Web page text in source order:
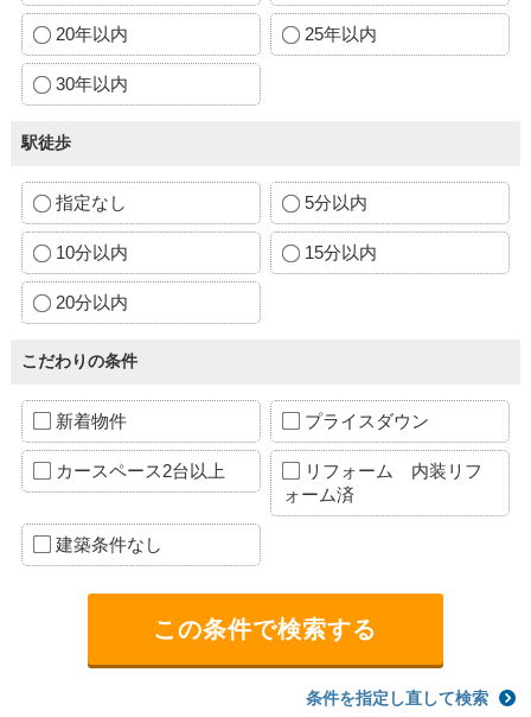
20年以内 25年以内
30年以内
駅徒歩
指定なし 5分以内
10分以内 15分以内
20分以内
こだわりの条件
新着物件 プライスダウン
カースペース2台以上
リフォーム 内装リフ
ォーム済
建築条件なし
条件を指定し直して検索